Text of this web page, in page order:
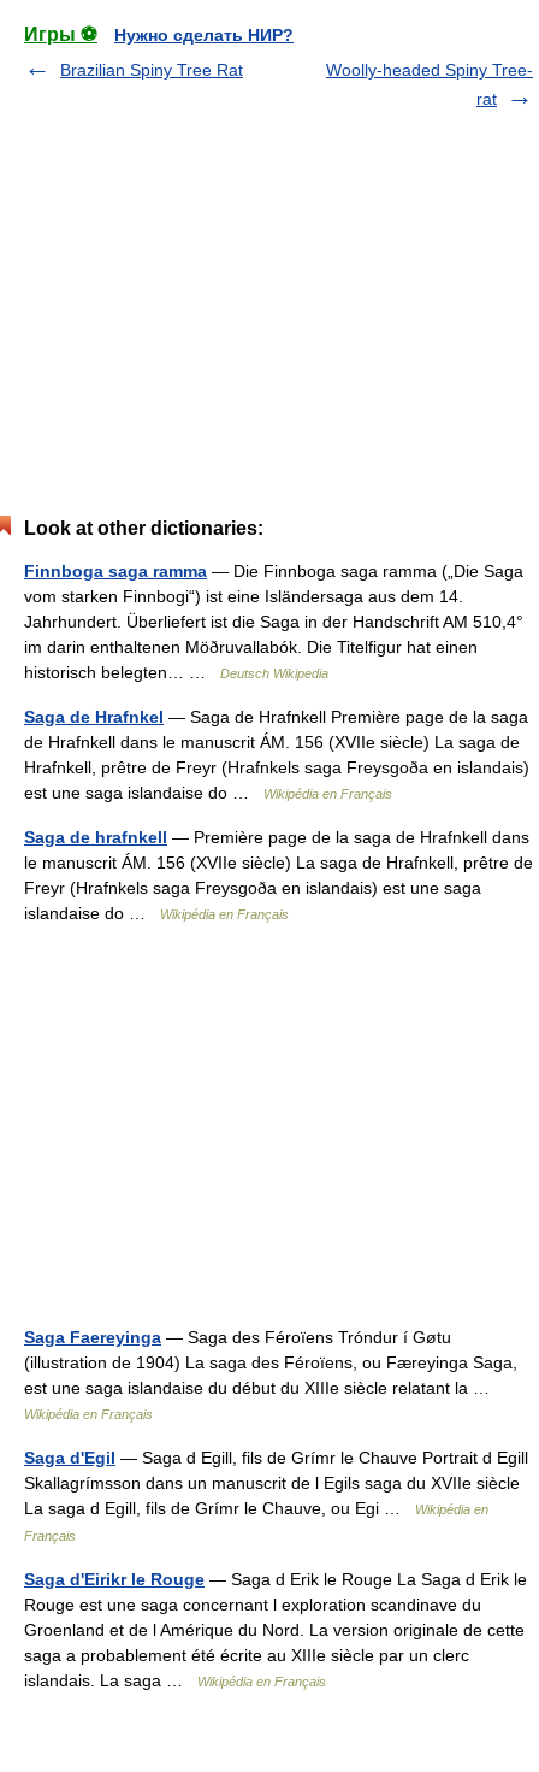
Игры ⚽
Нужно сделать НИР?
Brazilian Spiny Tree Rat
Woolly-headed Spiny Tree-
rat
Look at other dictionaries:
Finnboga saga ramma — Die Finnboga saga ramma („Die Saga
vom starken Finnbogi“) ist eine Isländersaga aus dem 14.
Jahrhundert. Überliefert ist die Saga in der Handschrift AM 510,4°
im darin enthaltenen Möðruvallabók. Die Titelfigur hat einen
historisch belegten… …
Deutsch Wikipedia
Saga de Hrafnkel — Saga de Hrafnkell Première page de la saga
de Hrafnkell dans le manuscrit ÁM. 156 (XVIIe siècle) La saga de
Hrafnkell, prêtre de Freyr (Hrafnkels saga Freysgoða en islandais)
est une saga islandaise do …
Wikipédia en Français
Saga de hrafnkell — Première page de la saga de Hrafnkell dans
le manuscrit ÁM. 156 (XVIIe siècle) La saga de Hrafnkell, prêtre de
Freyr (Hrafnkels saga Freysgoða en islandais) est une saga
islandaise do …
Wikipédia en Français
Saga Faereyinga — Saga des Féroïens Tróndur í Gøtu
(illustration de 1904) La saga des Féroïens, ou Færeyinga Saga,
est une saga islandaise du début du XIIIe siècle relatant la …
Wikipédia en Français
Saga d'Egil — Saga d Egill, fils de Grímr le Chauve Portrait d Egill
Skallagrímsson dans un manuscrit de l Egils saga du XVIIe siècle
La saga d Egill, fils de Grímr le Chauve, ou Egi …
Wikipédia en
Français
Saga d'Eirikr le Rouge — Saga d Erik le Rouge La Saga d Erik le
Rouge est une saga concernant l exploration scandinave du
Groenland et de l Amérique du Nord. La version originale de cette
saga a probablement été écrite au XIIIe siècle par un clerc
islandais. La saga …
Wikipédia en Français